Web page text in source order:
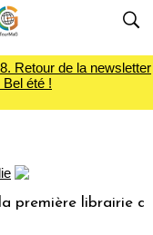
Retour de la newsletter
été !
librairie du